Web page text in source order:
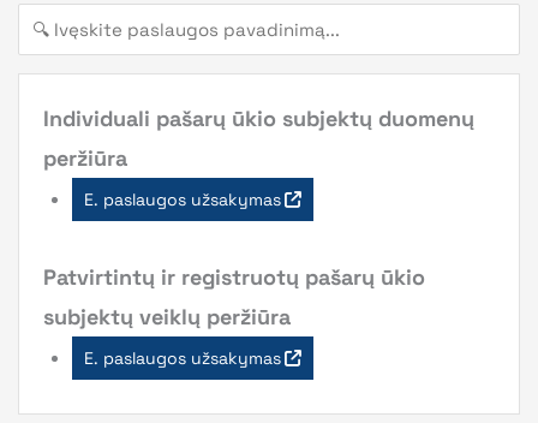
Individuali pašarų ūkio subjektų duomenų
peržiūra
E. paslaugos užsakymas
Patvirtintų ir registruotų pašarų ūkio
subjektų veiklų peržiūra
E. paslaugos užsakymas